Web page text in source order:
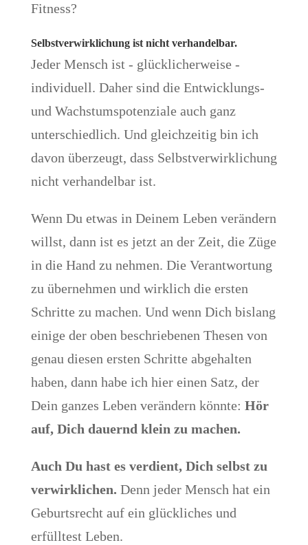
Fitness?
Selbstverwirklichung ist nicht verhandelbar.
Jeder Mensch ist - glücklicherweise -
individuell. Daher sind die Entwicklungs-
und Wachstumspotenziale auch ganz
unterschiedlich. Und gleichzeitig bin ich
davon überzeugt, dass Selbstverwirklichung
nicht verhandelbar ist.
Wenn Du etwas in Deinem Leben verändern
willst, dann ist es jetzt an der Zeit, die Züge
in die Hand zu nehmen. Die Verantwortung
zu übernehmen und wirklich die ersten
Schritte zu machen. Und wenn Dich bislang
einige der oben beschriebenen Thesen von
genau diesen ersten Schritte abgehalten
haben, dann habe ich hier einen Satz, der
Dein ganzes Leben verändern könnte: Hör
auf, Dich dauernd klein zu machen.
Auch Du hast es verdient, Dich selbst zu
verwirklichen. Denn jeder Mensch hat ein
Geburtsrecht auf ein glückliches und
erfülltest Leben.